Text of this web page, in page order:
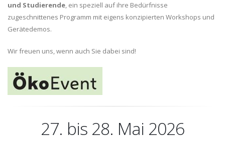
und Studierende, ein speziell auf ihre Bedürfnisse
zugeschnittenes Programm mit eigens konzipierten Workshops und
Gerätedemos.
Wir freuen uns, wenn auch Sie dabei sind!
27. bis 28. Mai 2026